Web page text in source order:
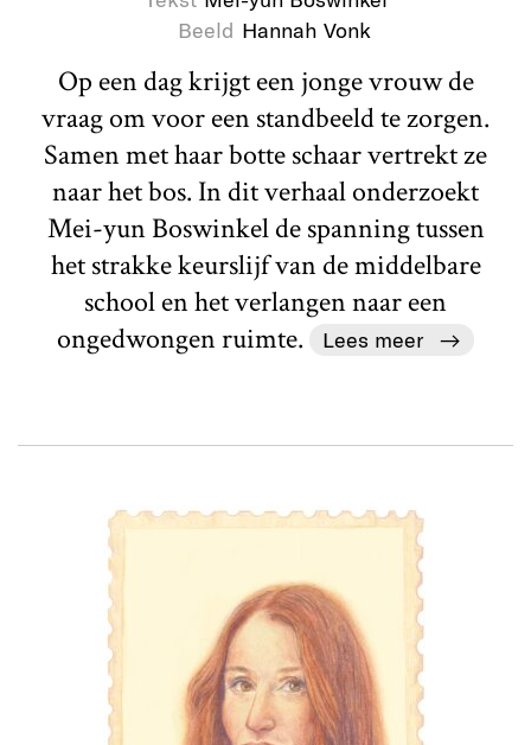
Beeld Hannah Vonk
Op een dag krijgt een jonge vrouw de
vraag om voor een standbeeld te zorgen.
Samen met haar botte schaar vertrekt ze
naar het bos. In dit verhaal onderzoekt
Mei-yun Boswinkel de spanning tussen
het strakke keurslijf van de middelbare
school en het verlangen naar een
ongedwongen ruimte.
Lees meer